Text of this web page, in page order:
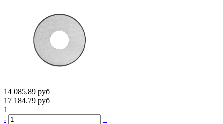
14 085.89 руб
17 184.79 руб
1
-
+